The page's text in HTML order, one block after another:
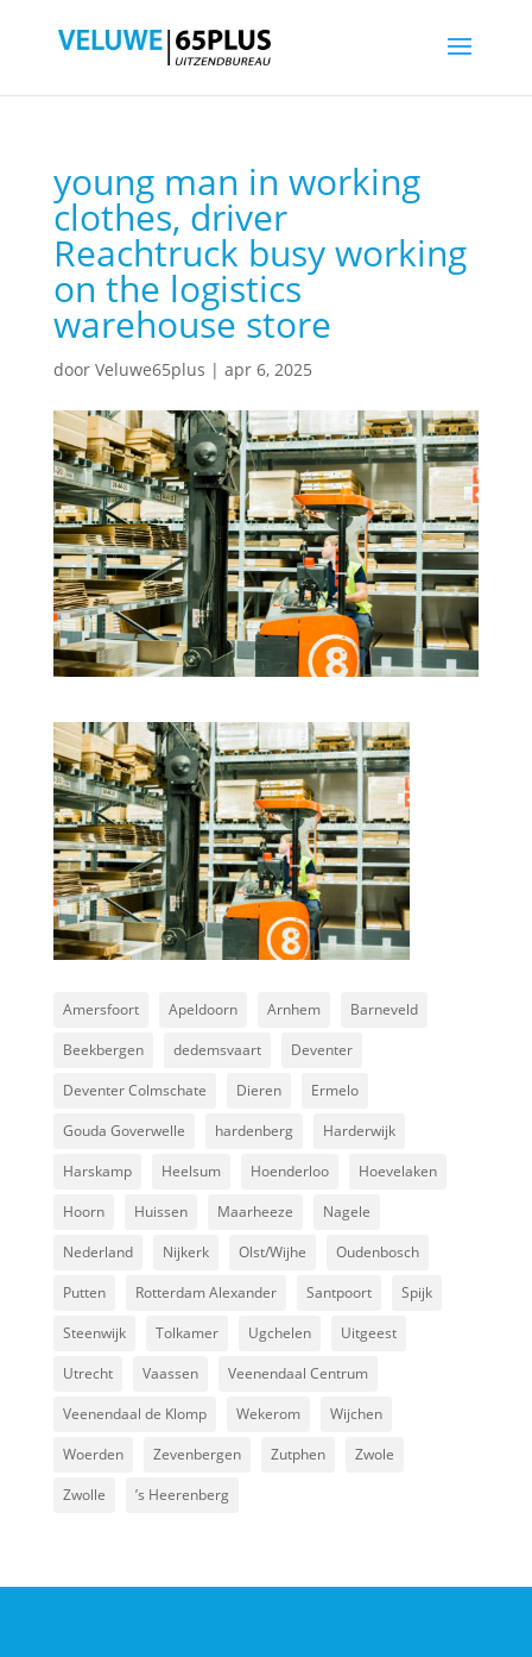
young man in working
clothes, driver
Reachtruck busy working
on the logistics
warehouse store
door Veluwe65plus | apr 6, 2025
Amersfoort Apeldoorn Arnhem
Barneveld
Beekbergen
dedemsvaart
Deventer
Deventer Colmschate
Dieren
Ermelo
Gouda Goverwelle
hardenberg
Harderwijk
Harskamp
Heelsum Hoenderloo
Hoevelaken
Hoorn
Huissen Maarheeze
Nagele
Nederland
Nijkerk Olst/Wijhe
Oudenbosch
Putten
Rotterdam Alexander Santpoort
Spijk
Steenwijk
Tolkamer Ugchelen
Uitgeest
Utrecht
Vaassen
Veenendaal Centrum
Veenendaal de Klomp
Wekerom
Wijchen
Woerden
Zevenbergen Zutphen
Zwole
Zwolle
’s Heerenberg